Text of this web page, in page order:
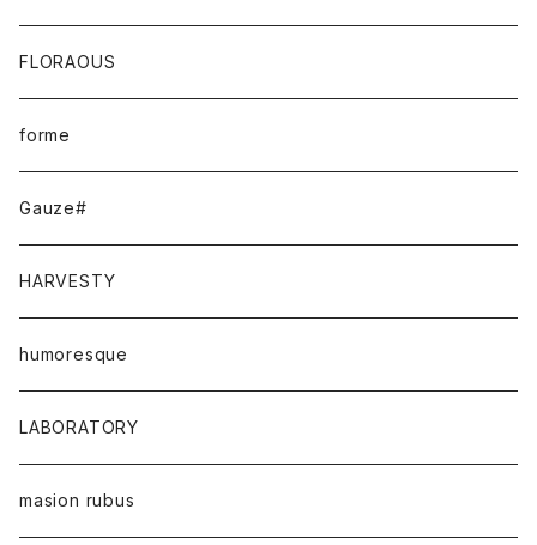
FLORAOUS
forme
Gauze#
HARVESTY
humoresque
LABORATORY
masion rubus